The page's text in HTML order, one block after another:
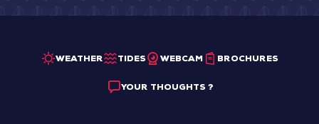
WEATHER TIDES WEBCAM BROCHURES
YOUR THOUGHTS ?